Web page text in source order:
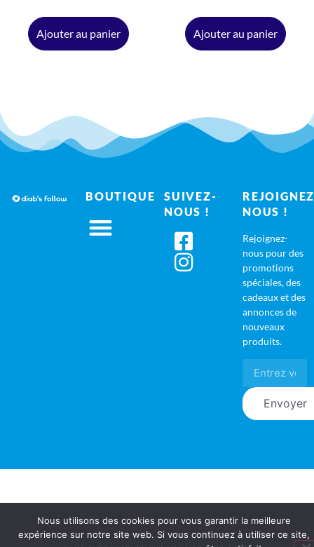
Ajouter au panier Ajouter au panier
BOUTIQUE
SUIVEZ-
NOUS !
NOUS !
Rejoignez-
nous pour des
promotions
spéciales, des
cadeaux et des
annonces de
nouveaux
produits.
Envoyer
Nous utilisons des cookies pour vous garantir la meilleure
expérience sur notre site web. Si vous continuez à utiliser ce site,